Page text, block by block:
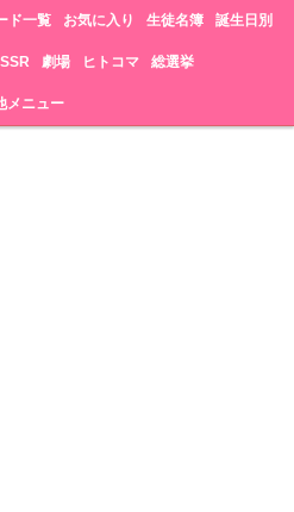
ド一覧 お気に入り 生徒名簿 誕生日別
劇場 ヒトコマ 総選挙
メニュー